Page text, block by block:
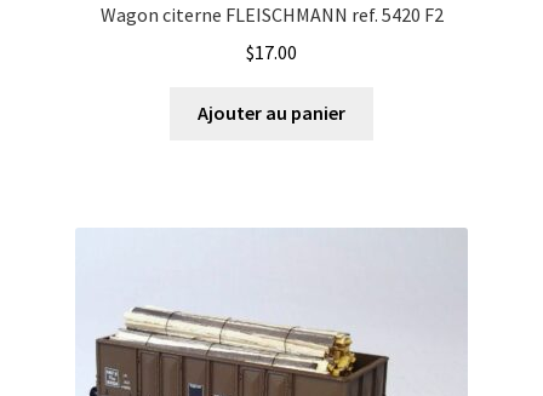
Wagon citerne FLEISCHMANN ref. 5420 F2
$17.00
Ajouter au panier